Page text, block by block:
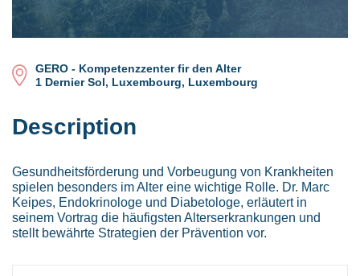
GERO - Kompetenzzenter fir den Alter
1 Dernier Sol, Luxembourg, Luxembourg
Description
Gesundheitsförderung und Vorbeugung von Krankheiten
spielen besonders im Alter eine wichtige Rolle. Dr. Marc
Keipes, Endokrinologe und Diabetologe, erläutert in
seinem Vortrag die häufigsten Alterserkrankungen und
stellt bewährte Strategien der Prävention vor.